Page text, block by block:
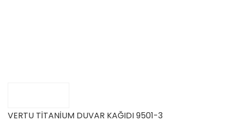
VERTU TİTANİUM DUVAR KAĞIDI 9501-3